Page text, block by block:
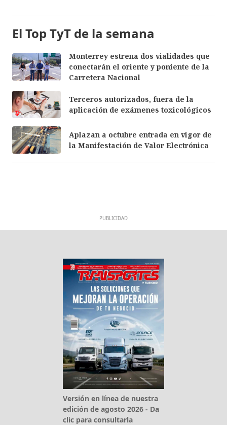
El Top TyT de la semana
Monterrey estrena dos vialidades que
conectarán el oriente y poniente de la
Carretera Nacional
Terceros autorizados, fuera de la
aplicación de exámenes toxicológicos
Aplazan a octubre entrada en vigor de
la Manifestación de Valor Electrónica
PUBLICIDAD
Versión en línea de nuestra
edición de agosto 2026 - Da
clic para consultarla